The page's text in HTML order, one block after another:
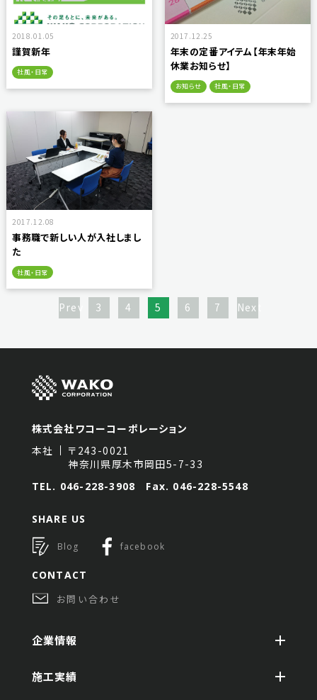
2018.01.05
謹賀新年
社風・日常
2017.12.25
年末の定番アイテム【年末年始
休業お知らせ】
お知らせ 社風・日常
2017.12.08
事務職で新しい人が入社しまし
た
社風・日常
Prev 3 4 5 6 7 Next
株式会社ワコーコーポレーション
本社
〒243-0021
神奈川県厚木市岡田5-7-33
TEL. 046-228-3908 Fax. 046-228-5548
SHARE US
Blog facebook
CONTACT
お問い合わせ
企業情報
施工実績